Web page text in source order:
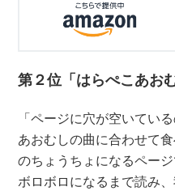
第２位「はらぺこあお
「ページに穴が空いてい
あおむしの曲に合わせて
のちょうちょになるペー
ボロボロになるまで読み